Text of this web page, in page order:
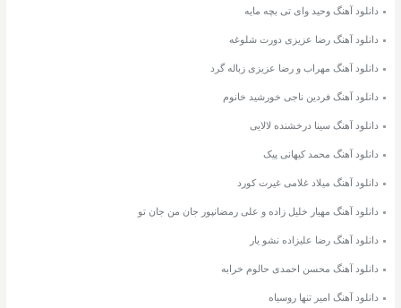
دانلود آهنگ وحید وای تی بچه مایه
دانلود آهنگ رضا عزیزی دورت شلوغه
دانلود آهنگ مهراب و رضا عزیزی زباله گرد
دانلود آهنگ فردین ناجی خورشید خانوم
دانلود آهنگ سینا درخشنده لالایی
دانلود آهنگ محمد کیهانی پیک
دانلود آهنگ میلاد غلامی غیرت کورد
دانلود آهنگ مهیار خلیل زاده و علی رمضانپور جان من جان تو
دانلود آهنگ رضا علیزاده نشو یار
دانلود آهنگ محسن احمدی حالوم خرابه
دانلود آهنگ امیر تنها روسیاه